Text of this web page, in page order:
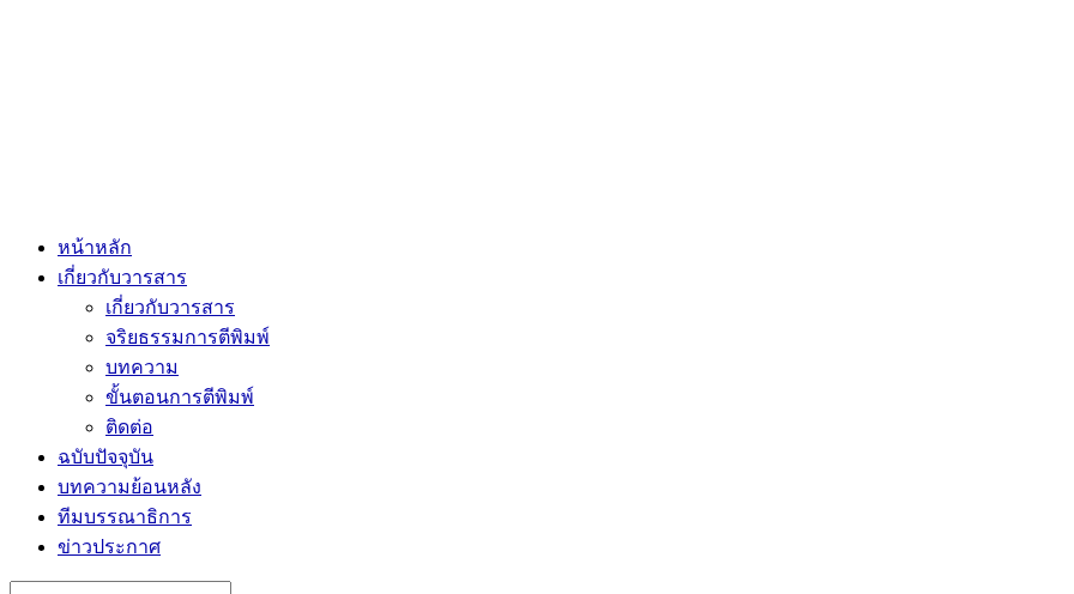
หน้าหลัก
เกี่ยวกับวารสาร
เกี่ยวกับวารสาร
จริยธรรมการตีพิมพ์
บทความ
ขั้นตอนการตีพิมพ์
ติดต่อ
ฉบับปัจจุบัน
บทความย้อนหลัง
ทีมบรรณาธิการ
ข่าวประกาศ